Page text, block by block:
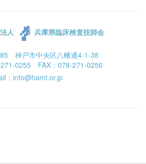
人 兵庫県臨床検査技師会
神戸市中央区八幡通4-1-38
0255 FAX：078-271-0256
：info@hamt.or.jp